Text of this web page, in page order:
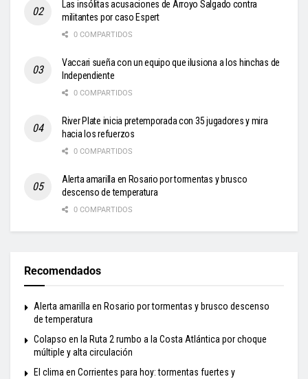
Las insólitas acusaciones de Arroyo Salgado contra
militantes por caso Espert
0 COMPARTIDOS
Vaccari sueña con un equipo que ilusiona a los hinchas de
Independiente
0 COMPARTIDOS
River Plate inicia pretemporada con 35 jugadores y mira
hacia los refuerzos
0 COMPARTIDOS
Alerta amarilla en Rosario por tormentas y brusco
descenso de temperatura
0 COMPARTIDOS
Recomendados
Alerta amarilla en Rosario por tormentas y brusco descenso
de temperatura
Colapso en la Ruta 2 rumbo a la Costa Atlántica por choque
múltiple y alta circulación
El clima en Corrientes para hoy: tormentas fuertes y